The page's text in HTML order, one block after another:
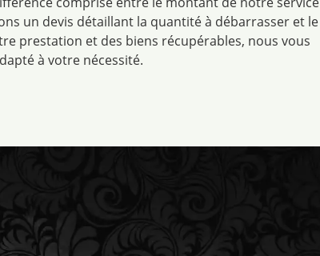
un devis détaillant la quantité à débarrasser et le
prestation et des biens récupérables, nous vous
à votre nécessité.